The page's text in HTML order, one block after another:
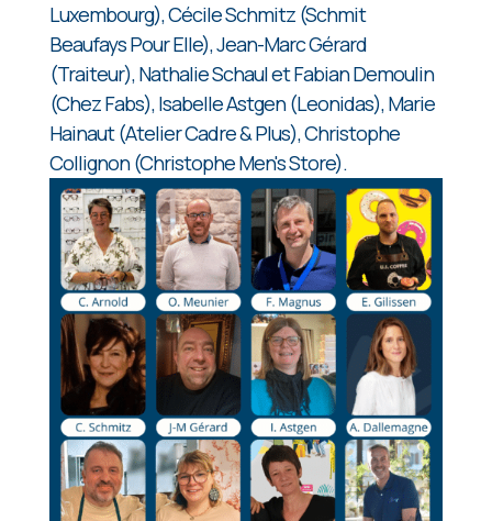
Luxembourg), Cécile Schmitz (Schmit
Beaufays Pour Elle), Jean-Marc Gérard
(Traiteur), Nathalie Schaul et Fabian Demoulin
(Chez Fabs), Isabelle Astgen (Leonidas), Marie
Hainaut (Atelier Cadre & Plus), Christophe
Collignon (Christophe Men's Store).